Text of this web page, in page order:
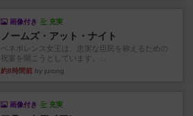
画像付き 充実
ノームズ・アット・ナイト
ベネボレンス女王は、忠実な臣民を称えるための
祝宴を開こうとしています。...
約8時間前 by jurong
画像付き 充実